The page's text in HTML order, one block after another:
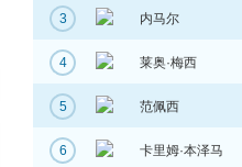
3 内马尔
4 莱奥·梅西
5 范佩西
6 卡里姆·本泽马